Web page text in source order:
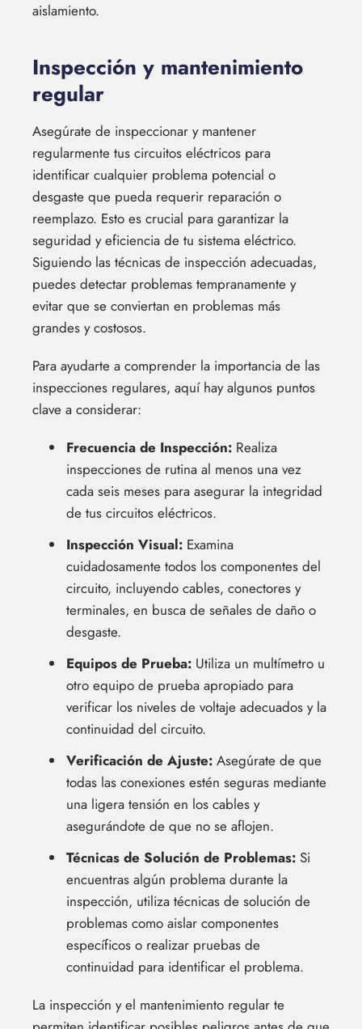
aislamiento.
Inspección y mantenimiento
regular
Asegúrate de inspeccionar y mantener
regularmente tus circuitos eléctricos para
identificar cualquier problema potencial o
desgaste que pueda requerir reparación o
reemplazo. Esto es crucial para garantizar la
seguridad y eficiencia de tu sistema eléctrico.
Siguiendo las técnicas de inspección adecuadas,
puedes detectar problemas tempranamente y
evitar que se conviertan en problemas más
grandes y costosos.
Para ayudarte a comprender la importancia de las
inspecciones regulares, aquí hay algunos puntos
clave a considerar:
Frecuencia de Inspección: Realiza
inspecciones de rutina al menos una vez
cada seis meses para asegurar la integridad
de tus circuitos eléctricos.
Inspección Visual: Examina
cuidadosamente todos los componentes del
circuito, incluyendo cables, conectores y
terminales, en busca de señales de daño o
desgaste.
Equipos de Prueba: Utiliza un multímetro u
otro equipo de prueba apropiado para
verificar los niveles de voltaje adecuados y la
continuidad del circuito.
Verificación de Ajuste: Asegúrate de que
todas las conexiones estén seguras mediante
una ligera tensión en los cables y
asegurándote de que no se aflojen.
Técnicas de Solución de Problemas: Si
encuentras algún problema durante la
inspección, utiliza técnicas de solución de
problemas como aislar componentes
específicos o realizar pruebas de
continuidad para identificar el problema.
La inspección y el mantenimiento regular te